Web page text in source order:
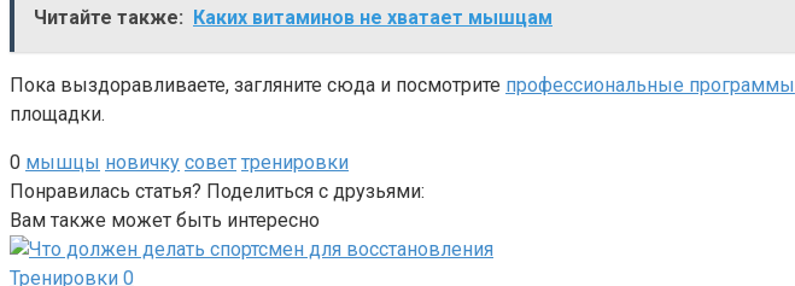
Читайте также: Каких витаминов не хватает мышцам
Пока выздоравливаете, загляните сюда и посмотрите профессиональные программы
площадки.
0 мышцы новичку совет тренировки
Понравилась статья? Поделиться с друзьями:
Вам также может быть интересно
Тренировки 0